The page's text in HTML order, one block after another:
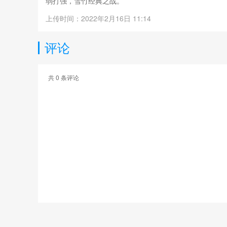
上传时间：2022年2月16日 11:14
评论
共0 条评论